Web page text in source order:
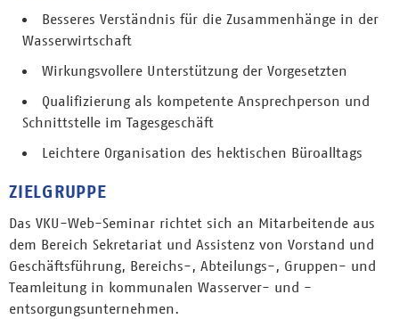
Besseres Verständnis für die Zusammenhänge in der
Wasserwirtschaft
Wirkungsvollere Unterstützung der Vorgesetzten
Qualifizierung als kompetente Ansprechperson und
Schnittstelle im Tagesgeschäft
Leichtere Organisation des hektischen Büroalltags
ZIELGRUPPE
Das VKU-Web-Seminar richtet sich an Mitarbeitende aus
dem Bereich Sekretariat und Assistenz von Vorstand und
Geschäftsführung, Bereichs-, Abteilungs-, Gruppen- und
Teamleitung in kommunalen Wasserver- und -
entsorgungsunternehmen.